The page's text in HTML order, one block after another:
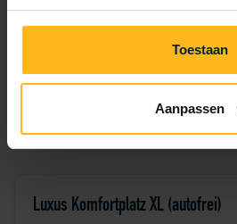
Toestaan
Aanpassen
5 Nächte —
—
Luxus Komfortplatz XL (autofrei)